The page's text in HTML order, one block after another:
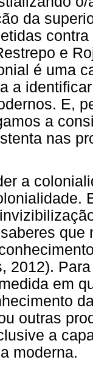
da
e
é uma
a
E,
a
nas
a
que
2012).
em
outras
a
moderna.